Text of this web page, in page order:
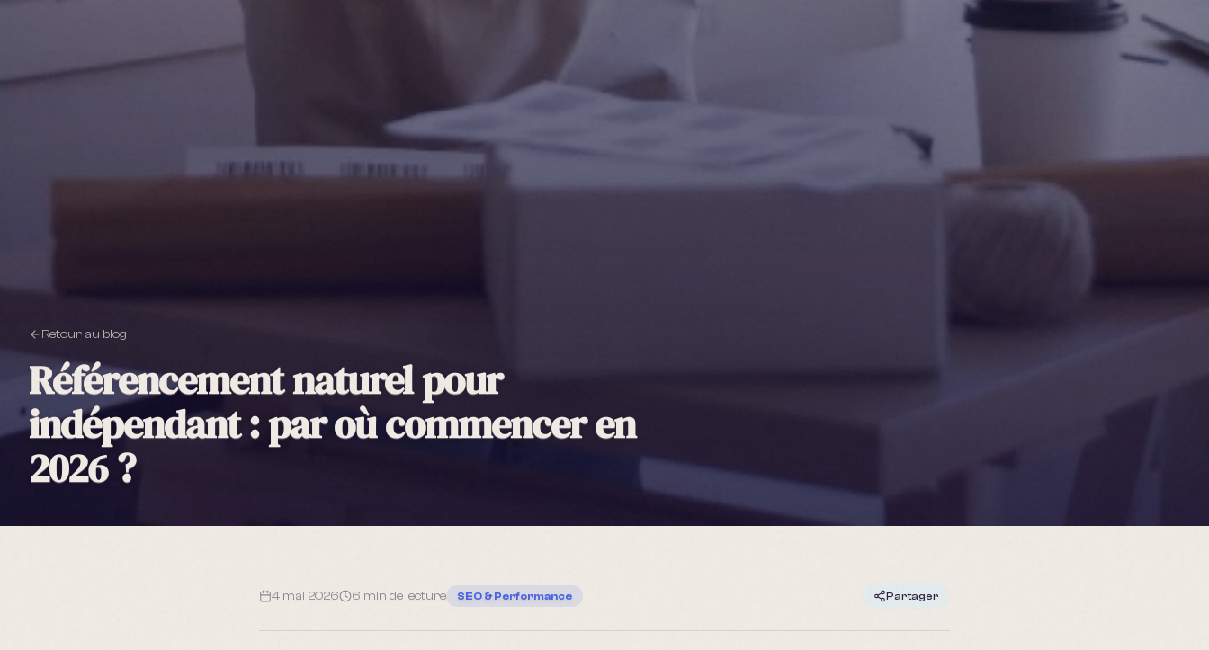
Retour au blog
Référencement naturel pour
indépendant : par où commencer en
2026 ?
4 mai 2026 6 min de lecture SEO & Performance Partager